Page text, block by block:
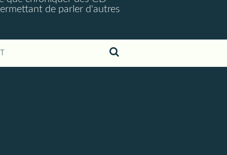
de parler d'autres